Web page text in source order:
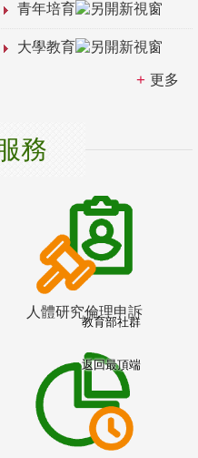
青年培育
大學教育
更多
務
人體研究倫理申訴
教育部社群
返回最頂端